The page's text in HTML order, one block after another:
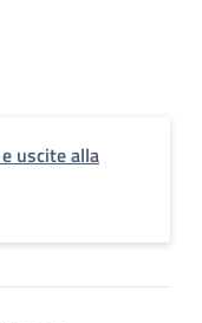
uscite alla